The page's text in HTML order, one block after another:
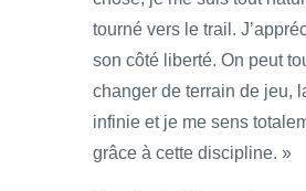
tourné vers le trail.
son côté liberté. On peut
changer de terrain de jeu,
infinie et je me sens
grâce à cette discipline. »